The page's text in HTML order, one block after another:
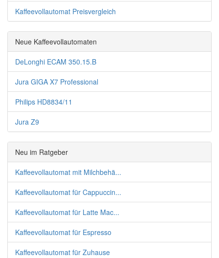
Kaffeevollautomat Preisvergleich
Neue Kaffeevollautomaten
DeLonghi ECAM 350.15.B
Jura GIGA X7 Professional
Philips HD8834/11
Jura Z9
Neu im Ratgeber
Kaffeevollautomat mit Milchbehä...
Kaffeevollautomat für Cappuccin...
Kaffeevollautomat für Latte Mac...
Kaffeevollautomat für Espresso
Kaffeevollautomat für Zuhause